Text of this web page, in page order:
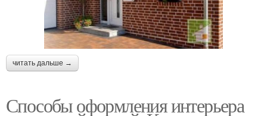
читать дальше →
Способы оформления интерьера